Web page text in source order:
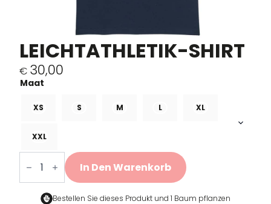
LEICHTATHLETIK-SHIRT
€ 30,00
XS S M L XL
XXL
Track
Shirt
Menge
In Den Warenkorb
Bestellen Sie dieses Produkt und 1 Baum pflanzen